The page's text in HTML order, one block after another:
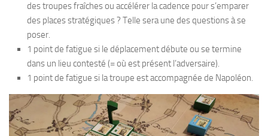
des troupes fraîches ou accélérer la cadence pour s’emparer
des places stratégiques ? Telle sera une des questions à se
poser.
1 point de fatigue si le déplacement débute ou se termine
dans un lieu contesté (= où est présent l’adversaire).
1 point de fatigue si la troupe est accompagnée de Napoléon.